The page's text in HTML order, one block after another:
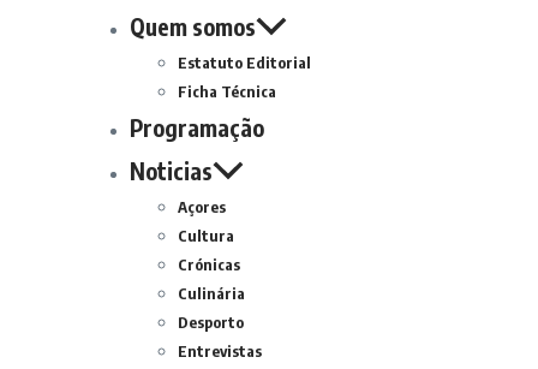
Quem somos
Estatuto Editorial
Ficha Técnica
Programação
Noticias
Açores
Cultura
Crónicas
Culinária
Desporto
Entrevistas